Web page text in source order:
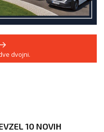
dvojni.
10 NOVIH